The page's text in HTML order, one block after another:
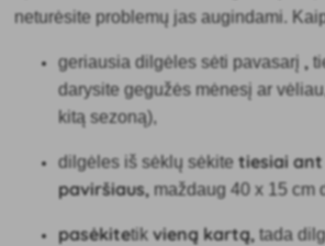
neturėsite problemų jas augindami.
geriausia dilgėles sėti pavasarį,
darysite gegužės mėnesį ar
kitą sezoną),
dilgėles iš sėklų sėkitetiesiai
paviršiaus, maždaug 40 x 15 cm
pasėkitetikvieną kartą, tada